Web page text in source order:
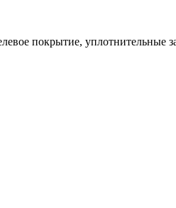
покрытие, уплотнительные